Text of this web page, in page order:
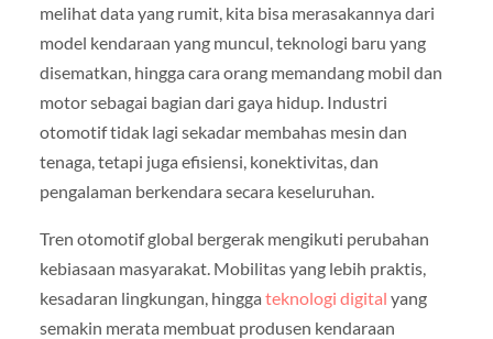
melihat data yang rumit, kita bisa merasakannya dari
model kendaraan yang muncul, teknologi baru yang
disematkan, hingga cara orang memandang mobil dan
motor sebagai bagian dari gaya hidup. Industri
otomotif tidak lagi sekadar membahas mesin dan
tenaga, tetapi juga efisiensi, konektivitas, dan
pengalaman berkendara secara keseluruhan.
Tren otomotif global bergerak mengikuti perubahan
kebiasaan masyarakat. Mobilitas yang lebih praktis,
kesadaran lingkungan, hingga teknologi digital yang
semakin merata membuat produsen kendaraan